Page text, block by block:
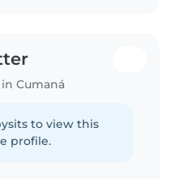
Cumaná
to view this
profile.